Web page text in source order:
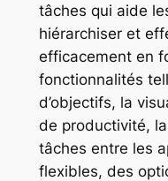
tâches qui aide
hiérarchiser et
efficacement en
fonctionnalités
d’objectifs, la
de productivité,
tâches entre les
flexibles, des